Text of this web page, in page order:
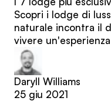
Scopri i lodge di
naturale incontra il
vivere
Daryll Williams
25 giu 2021